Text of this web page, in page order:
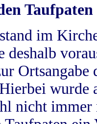
Taufpaten
im
wurde
nicht